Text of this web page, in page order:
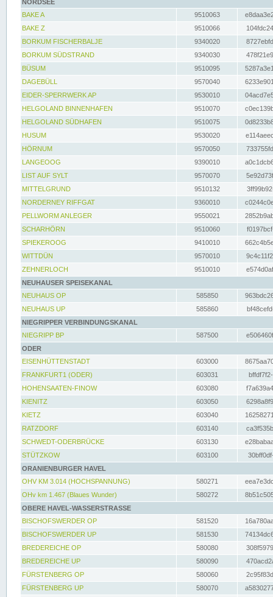
NORDSEE
BAKE A
9510063
BAKE Z
9510066
BORKUM FISCHERBALJE
9340020
BORKUM SÜDSTRAND
9340030
BÜSUM
9510095
DAGEBÜLL
9570040
EIDER-SPERRWERK AP
9530010
HELGOLAND BINNENHAFEN
9510070
HELGOLAND SÜDHAFEN
9510075
HUSUM
9530020
HÖRNUM
9570050
LANGEOOG
9390010
LIST AUF SYLT
9570070
MITTELGRUND
9510132
NORDERNEY RIFFGAT
9360010
PELLWORM ANLEGER
9550021
SCHARHÖRN
9510060
SPIEKEROOG
9410010
WITTDÜN
9570010
ZEHNERLOCH
9510010
NEUHAUSER SPEISEKANAL
NEUHAUS OP
585850
NEUHAUS UP
585860
NIEGRIPPER VERBINDUNGSKANAL
NIEGRIPP BP
587500
ODER
EISENHÜTTENSTADT
603000
FRANKFURT1 (ODER)
603031
HOHENSAATEN-FINOW
603080
KIENITZ
603050
KIETZ
603040
RATZDORF
603140
SCHWEDT-ODERBRÜCKE
603130
STÜTZKOW
603100
ORANIENBURGER HAVEL
OHV KM 3.014 (HOCHSPANNUNG)
580271
OHv km 1.467 (Blaues Wunder)
580272
OBERE HAVEL-WASSERSTRASSE
BISCHOFSWERDER OP
581520
BISCHOFSWERDER UP
581530
BREDEREICHE OP
580080
BREDEREICHE UP
580090
FÜRSTENBERG OP
580060
FÜRSTENBERG UP
580070